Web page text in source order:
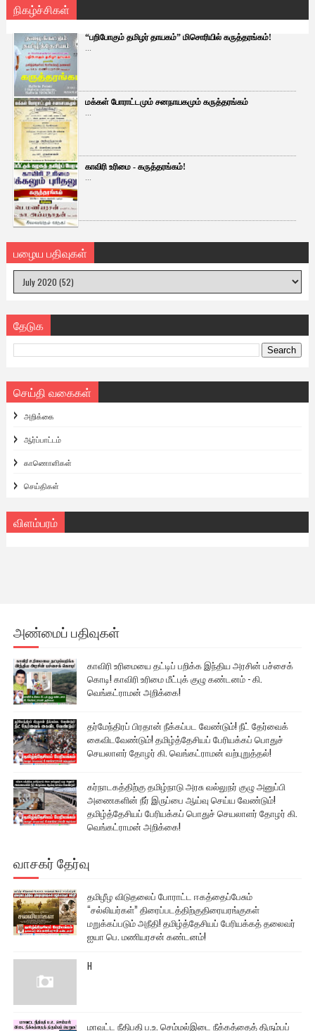
நிகழ்ச்சிகள்
“பறிபோகும் தமிழர் தாயகம்” மிசொரியில் கருத்தரங்கம்!
...
மக்கள் போராட்டமும் சனநாயகமும் கருத்தரங்கம்
...
காவிரி உரிமை - கருத்தரங்கம்!
...
பழைய பதிவுகள்
தேடுக
செய்தி வகைகள்
அறிக்கை
ஆர்ப்பாட்டம்
காணொளிகள்
செய்திகள்
விளம்பரம்
அண்மைப் பதிவுகள்
காவிரி உரிமையை தட்டிப் பறிக்க இந்திய அரசின் பச்சைக்
கொடி! காவிரி உரிமை மீட்புக் குழு கண்டனம் - கி.
வெங்கட்ராமன் அறிக்கை!
தர்மேந்திரப் பிரதான் நீக்கப்பட வேண்டும்! நீட் தேர்வைக்
கைவிடவேண்டும்! தமிழ்த்தேசியப் பேரியக்கப் பொதுச்
செயலாளர் தோழர் கி. வெங்கட்ராமன் வற்புறுத்தல்!
கர்நாடகத்திற்கு தமிழ்நாடு அரசு வல்லுநர் குழு அனுப்பி
அணைகளின் நீர் இருப்பை ஆய்வு செய்ய வேண்டும்!
தமிழ்த்தேசியப் பேரியக்கப் பொதுச் செயலாளர் தோழர் கி.
வெங்கட்ராமன் அறிக்கை!
வாசகர் தேர்வு
தமிழீழ விடுதலைப் போராட்ட ஈகத்தைப்பேசும்
“சல்லியர்கள்” திரைப்படத்திற்குதிரையரங்குகள்
மறுக்கப்படும் அநீதி! தமிழ்த்தேசியப் பேரியக்கத் தலைவர்
ஐயா பெ. மணியரசன் கண்டனம்!
H
மாவட்ட நீதிபதி ப.உ. செம்மல்இடை நீக்கத்தைத் திரும்பப்